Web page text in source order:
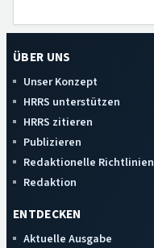
ÜBER UNS
Unser Konzept
HRRS unterstützen
HRRS zitieren
Publizieren
Redaktionelle Richtlinien
Redaktion
ENTDECKEN
Aktuelle Ausgabe